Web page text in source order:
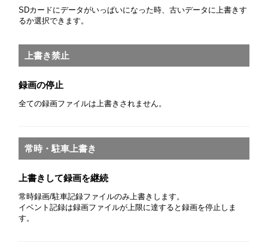
SDカードにデータがいっぱいになった時、古いデータに上書きす
るか選択できます。
上書き禁止
録画の停止
全ての録画ファイルは上書きされません。
常時・駐車上書き
上書きして録画を継続
常時録画/駐車記録ファイルのみ上書きします。
イベント記録は録画ファイルが上限に達すると録画を停止しま
す。